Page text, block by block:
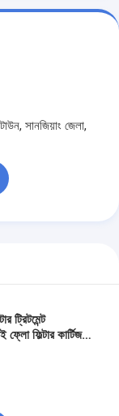
সানজিয়াং জেলা,
ট্রিটমেন্ট
ফ্লো ফিল্টার কার্টিজ